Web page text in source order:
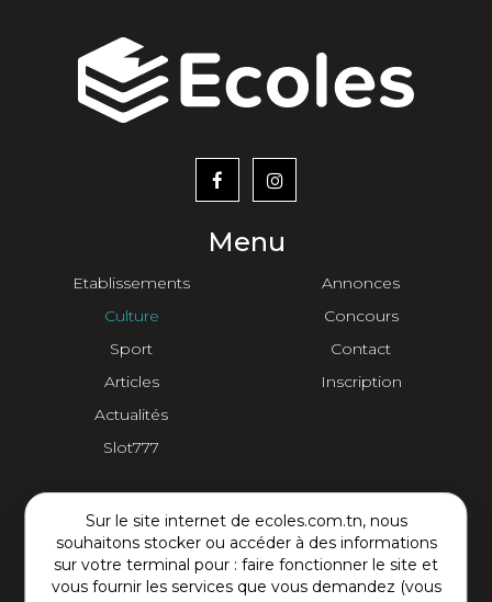
Sur le site internet de ecoles.com.tn, nous
souhaitons stocker ou accéder à des informations
sur votre terminal pour : faire fonctionner le site et
vous fournir les services que vous demandez (vous
Menu
Etablissements
Culture
Sport
Articles
Actualités
Slot777
menu
footer2
Annonces
Concours
Contact
Inscription
Contact Plateforme
Rue Mohamed Shim, Rbat Monastir 5000 Tunisie
+216 97 50 60 54